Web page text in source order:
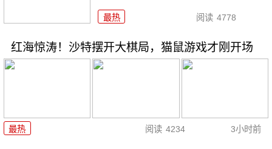
最热 阅读 4778
红海惊涛！沙特摆开大棋局，猫鼠游戏才刚开场
最热 阅读 4234 3小时前